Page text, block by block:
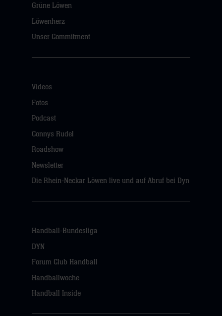
Grüne Löwen
Löwenherz
Unser Commitment
Videos
Fotos
Podcast
Connys Rudel
Roadshow
Newsletter
Die Rhein-Neckar Löwen live und auf Abruf bei Dyn
Handball-Bundesliga
DYN
Forum Club Handball
Handballwoche
Handball Inside